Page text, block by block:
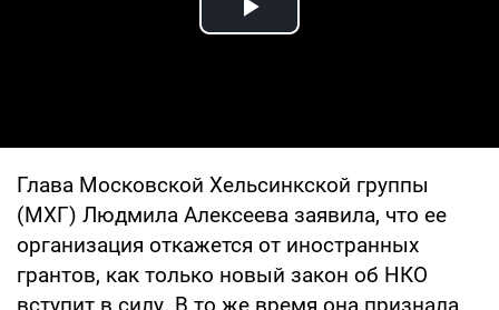
Play Video
Глава Московской Хельсинкской группы
(МХГ) Людмила Алексеева заявила, что ее
организация откажется от иностранных
грантов, как только новый закон об НКО
вступит в силу. В то же время она признала,